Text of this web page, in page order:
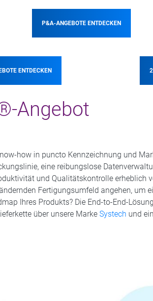
P&A-ANGEBOTE ENTDECKEN
ENTDECKEN
Angebot
how in puncto Kennzeichnung und
eine reibungslose
und Qualitätskontrolle erheblich
Fertigungsumfeld angehen, um
Ihres Produkts? Die End-to-End-
über unsere MarkeSystech und